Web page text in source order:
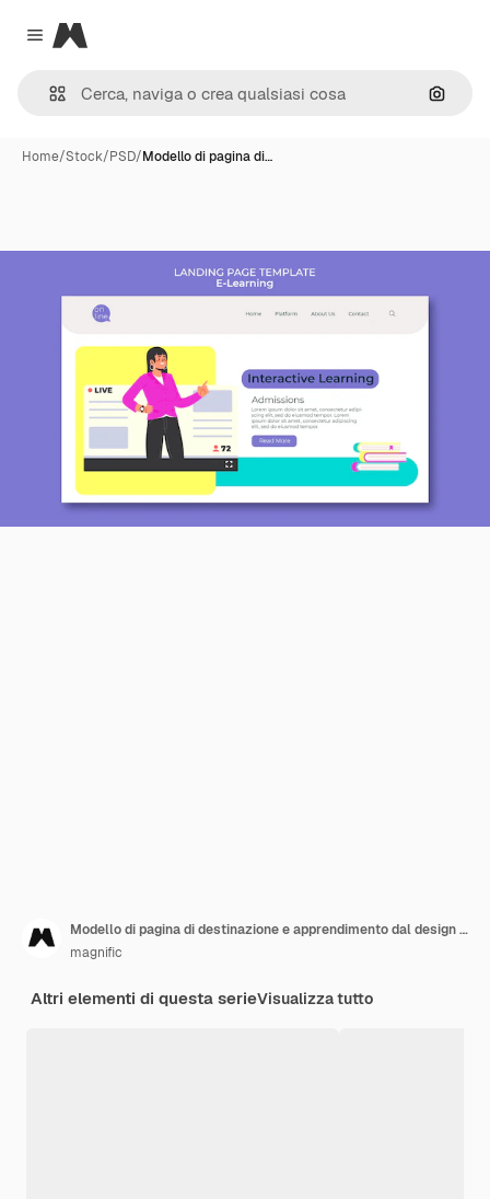
Close menu
Magnific
Cerca
Home/Stock/PSD/Modello di pagina di…
Modello di pagina di destinazione e apprendimento dal design piatto
magnific
Altri elementi di questa serieVisualizza tutto